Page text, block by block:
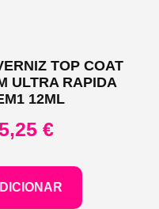
TOP COAT
ULTRA RAPIDA
12ML
€